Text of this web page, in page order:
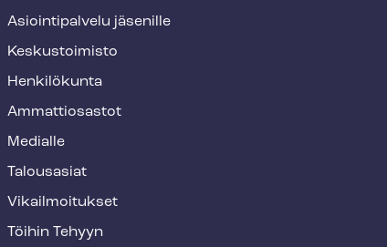
Asioin­ti­pal­ve­lu jäsenille
Keskustoimisto
Henkilökunta
Ammattiosastot
Medialle
Talousasiat
Vi­kail­moi­tuk­set
Töihin Tehyyn